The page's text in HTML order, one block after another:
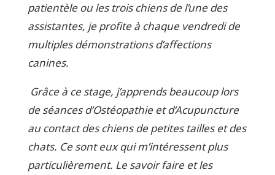
patientèle ou les trois chiens de l’une des
assistantes, je profite à chaque vendredi de
multiples démonstrations d’affections
canines.
Grâce à ce stage, j’apprends beaucoup lors
de séances d’Ostéopathie et d’Acupuncture
au contact des chiens de petites tailles et des
chats. Ce sont eux qui m’intéressent plus
particulièrement. Le savoir faire et les